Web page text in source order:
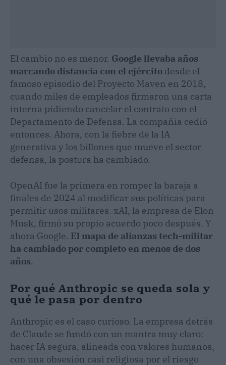
El cambio no es menor. Google llevaba años
marcando distancia con el ejército desde el
famoso episodio del Proyecto Maven en 2018,
cuando miles de empleados firmaron una carta
interna pidiendo cancelar el contrato con el
Departamento de Defensa. La compañía cedió
entonces. Ahora, con la fiebre de la IA
generativa y los billones que mueve el sector
defensa, la postura ha cambiado.
OpenAI fue la primera en romper la baraja a
finales de 2024 al modificar sus políticas para
permitir usos militares. xAI, la empresa de Elon
Musk, firmó su propio acuerdo poco después. Y
ahora Google. El mapa de alianzas tech-militar
ha cambiado por completo en menos de dos
años.
Por qué Anthropic se queda sola y
qué le pasa por dentro
Anthropic es el caso curioso. La empresa detrás
de Claude se fundó con un mantra muy claro:
hacer IA segura, alineada con valores humanos,
con una obsesión casi religiosa por el riesgo